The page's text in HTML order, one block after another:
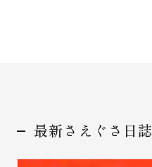
最新さえぐさ日誌